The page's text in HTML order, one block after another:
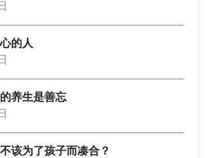
的人
养生是善忘
该为了孩子而凑合？